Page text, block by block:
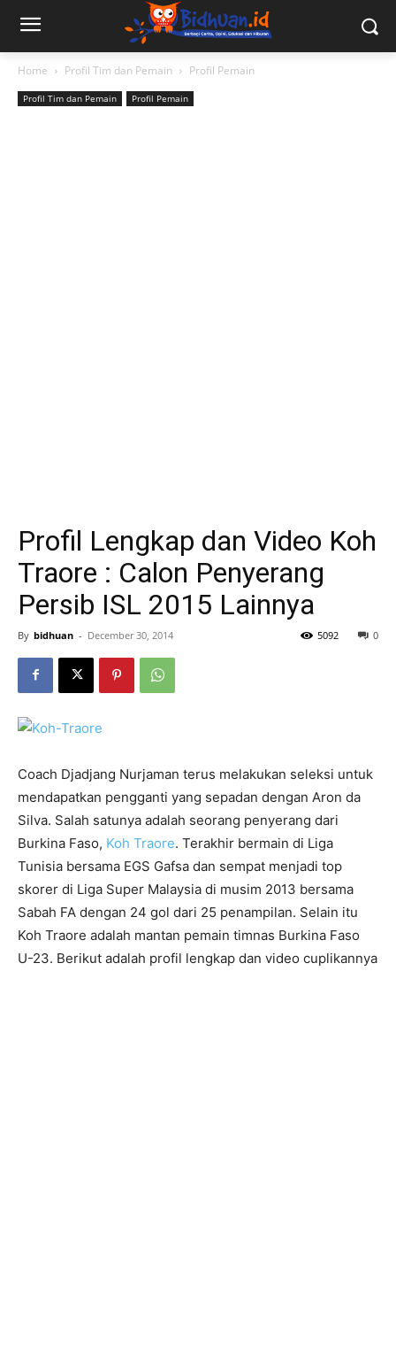
Home Profil Tim dan Pemain Profil Pemain
Profil Tim dan Pemain Profil Pemain
Profil Lengkap dan Video Koh
Traore : Calon Penyerang
Persib ISL 2015 Lainnya
By bidhuan - December 30, 2014 0
5092
Coach Djadjang Nurjaman terus melakukan seleksi untuk
mendapatkan pengganti yang sepadan dengan Aron da
Silva. Salah satunya adalah seorang penyerang dari
Burkina Faso, Koh Traore. Terakhir bermain di Liga
Tunisia bersama EGS Gafsa dan sempat menjadi top
skorer di Liga Super Malaysia di musim 2013 bersama
Sabah FA dengan 24 gol dari 25 penampilan. Selain itu
Koh Traore adalah mantan pemain timnas Burkina Faso
U-23. Berikut adalah profil lengkap dan video cuplikannya